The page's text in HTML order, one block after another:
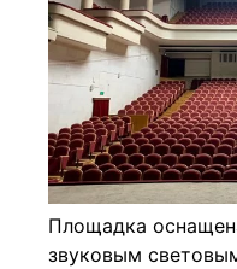
Площадка
звуковым